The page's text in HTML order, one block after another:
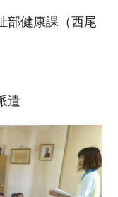
部健康課（西尾
遣